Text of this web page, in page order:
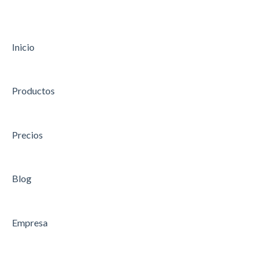
Inicio
Productos
Precios
Blog
Empresa